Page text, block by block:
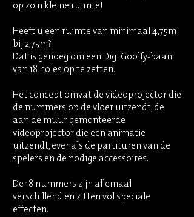
op zo'n kleine ruimte!
Heeft u een ruimte van minimaal 4,75m
bij 2,75m?
Dat is genoeg om een Digi Goolfy-baan
van 18 holes op te zetten.
Het concept omvat de videoprojector die
de nummers op de vloer uitzendt, de
aan de muur gemonteerde
videoprojector die een animatie
uitzendt, evenals de partituren van de
spelers en de nodige accessoires.
De 18 nummers zijn allemaal
verschillend en zitten vol speciale
effecten.